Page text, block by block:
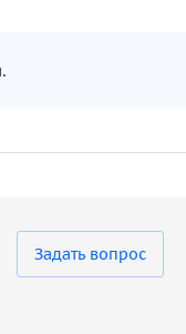
Задать вопрос